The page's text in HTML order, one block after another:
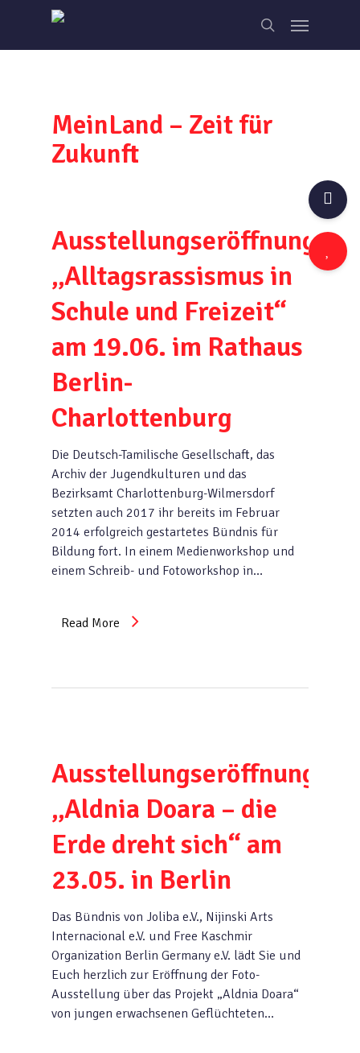
main
search
Menu
MeinLand – Zeit für
Zukunft
Ausstellungseröffnung
„Alltagsrassismus in
Schule und Freizeit“
am 19.06. im Rathaus
Berlin-
Charlottenburg
Die Deutsch-Tamilische Gesellschaft, das
Archiv der Jugendkulturen und das
Bezirksamt Charlottenburg-Wilmersdorf
setzten auch 2017 ihr bereits im Februar
2014 erfolgreich gestartetes Bündnis für
Bildung fort. In einem Medienworkshop und
einem Schreib- und Fotoworkshop in…
Read More
Ausstellungseröffnung
„Aldnia Doara – die
Erde dreht sich“ am
23.05. in Berlin
Das Bündnis von Joliba e.V., Nijinski Arts
Internacional e.V. und Free Kaschmir
Organization Berlin Germany e.V. lädt Sie und
Euch herzlich zur Eröffnung der Foto-
Ausstellung über das Projekt „Aldnia Doara“
von jungen erwachsenen Geflüchteten…